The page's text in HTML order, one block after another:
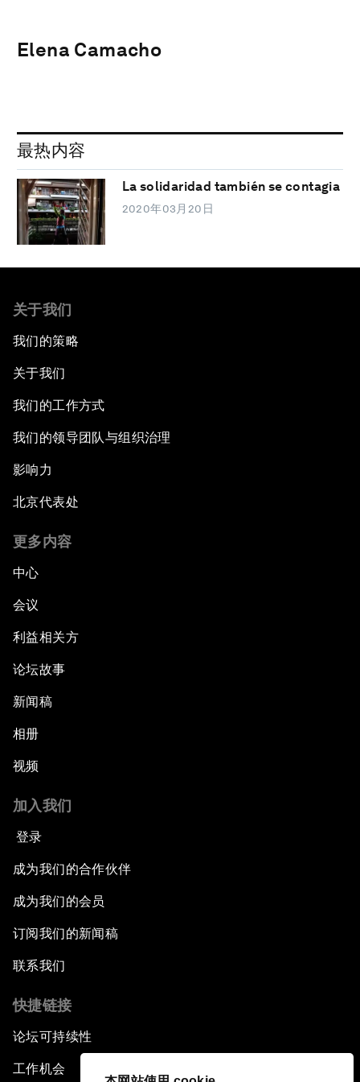
Elena Camacho
最热内容
La solidaridad también se contagia
2020年03月20日
关于我们
我们的策略
关于我们
我们的工作方式
我们的领导团队与组织治理
影响力
北京代表处
更多内容
中心
会议
利益相关方
论坛故事
新闻稿
相册
视频
加入我们
登录
成为我们的合作伙伴
成为我们的会员
订阅我们的新闻稿
联系我们
快捷链接
论坛可持续性
工作机会